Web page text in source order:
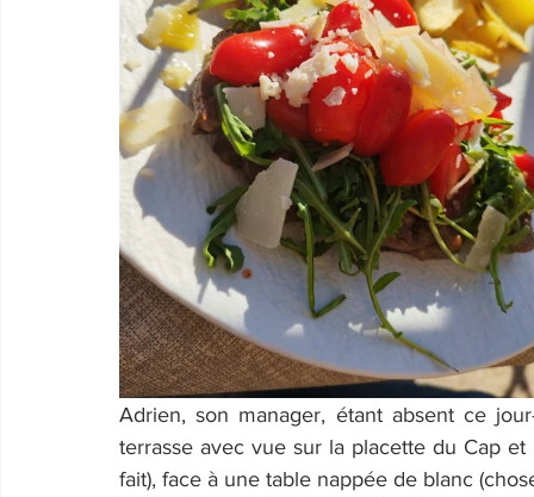
Adrien, son manager, étant absent ce
terrasse avec vue sur la placette du Cap
fait), face à une table nappée de blanc